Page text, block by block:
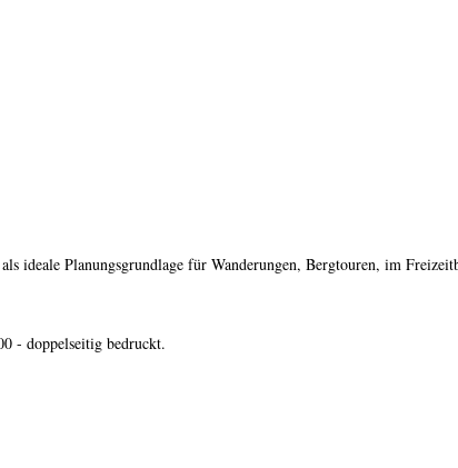
ideale Planungsgrundlage für Wanderungen, Bergtouren, im
- doppelseitig bedruckt.